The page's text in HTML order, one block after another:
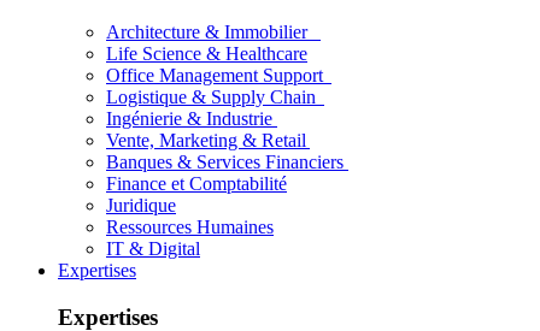
Architecture & Immobilier
Life Science & Healthcare
Office Management Support
Logistique & Supply Chain
Ingénierie & Industrie
Vente, Marketing & Retail
Banques & Services Financiers
Finance et Comptabilité
Juridique
Ressources Humaines
IT & Digital
Expertises
Expertises